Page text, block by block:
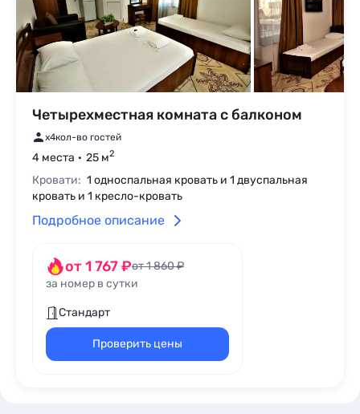
Четырехместная комната с балконом
x4кол-во гостей
4 места 25 м2
Кровати: 1 односпальная кровать и 1 двуспальная
кровать и 1 кресло-кровать
Подробное описание
от 1 767 ₽от 1 860 ₽
за номер в сутки
Стандарт
Проверить цены